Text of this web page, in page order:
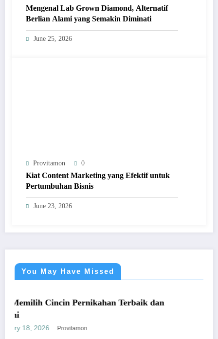
Mengenal Lab Grown Diamond, Alternatif
Berlian Alami yang Semakin Diminati
June 25, 2026
Provitamon 0
Kiat Content Marketing yang Efektif untuk
Pertumbuhan Bisnis
June 23, 2026
You May Have Missed
Cincin Pernikahan Terbaik dan
Provitamon